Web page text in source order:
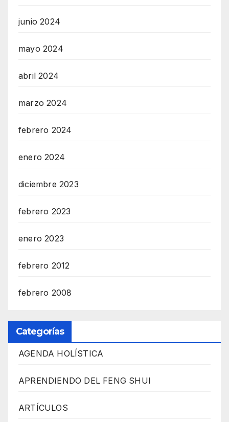
junio 2024
mayo 2024
abril 2024
marzo 2024
febrero 2024
enero 2024
diciembre 2023
febrero 2023
enero 2023
febrero 2012
febrero 2008
Categorías
AGENDA HOLÍSTICA
APRENDIENDO DEL FENG SHUI
ARTÍCULOS